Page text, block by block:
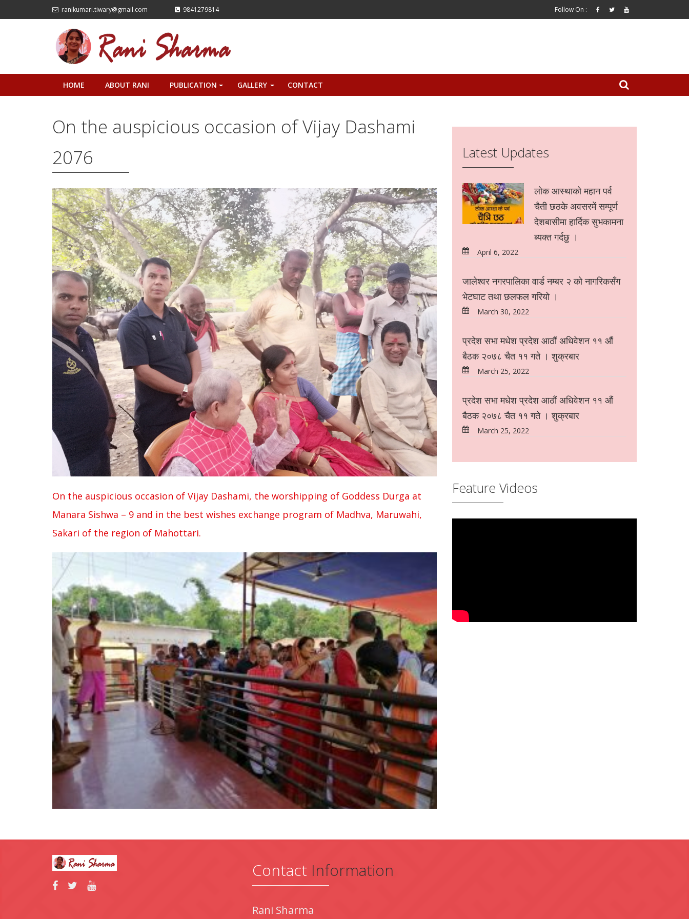
ranikumari.tiwary@gmail.com 9841279814 Follow On :
HOME ABOUT RANI PUBLICATION GALLERY CONTACT
On the auspicious occasion of Vijay Dashami
2076
On the auspicious occasion of Vijay Dashami, the worshipping of Goddess Durga at
Manara Sishwa – 9 and in the best wishes exchange program of Madhva, Maruwahi,
Sakari of the region of Mahottari.
Latest Updates
लोक आस्थाको महान पर्व
चैती छठके अवसरमें सम्पूर्ण
देशबासीमा हार्दिक सुभकामना
ब्यक्त गर्दछु ।
April 6, 2022
जालेश्वर नगरपालिका वार्ड नम्बर २ को नागरिकसँग
भेटघाट तथा छलफल गरियो ।
March 30, 2022
प्रदेश सभा मधेश प्रदेश आठौं अधिवेशन ११ औं
बैठक २०७८ चैत ११ गते । शुक्रबार
March 25, 2022
प्रदेश सभा मधेश प्रदेश आठौं अधिवेशन ११ औं
बैठक २०७८ चैत ११ गते । शुक्रबार
March 25, 2022
Feature Videos
Contact Information
Rani Sharma